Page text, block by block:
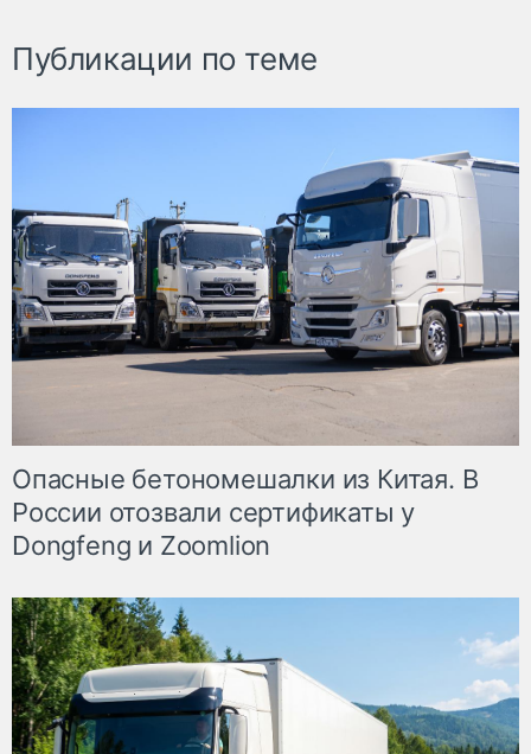
Публикации по теме
Опасные бетономешалки из Китая. В
России отозвали сертификаты у
Dongfeng и Zoomlion